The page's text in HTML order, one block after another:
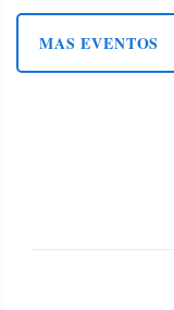
MAS EVENTOS